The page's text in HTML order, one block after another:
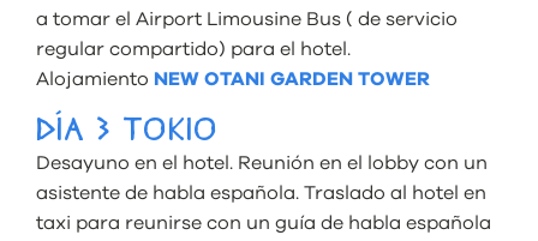
a tomar el Airport Limousine Bus ( de servicio
regular compartido) para el hotel.
Alojamiento NEW OTANI GARDEN TOWER
DÍA 3 TOKIO
Desayuno en el hotel. Reunión en el lobby con un
asistente de habla española. Traslado al hotel en
taxi para reunirse con un guía de habla española